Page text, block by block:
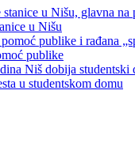
u Nišu
publike
u studentskom domu